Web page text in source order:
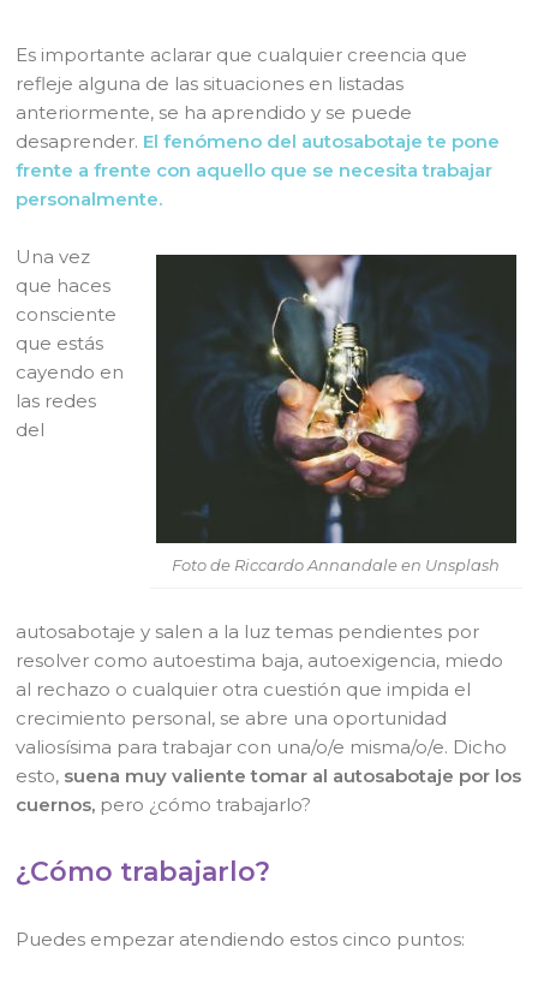
Es importante aclarar que cualquier creencia que
refleje alguna de las situaciones en listadas
anteriormente, se ha aprendido y se puede
desaprender. El fenómeno del autosabotaje te pone
frente a frente con aquello que se necesita trabajar
personalmente.
Foto de Riccardo Annandale en Unsplash
Una vez
que haces
consciente
que estás
cayendo en
las redes
del
autosabotaje y salen a la luz temas pendientes por
resolver como autoestima baja, autoexigencia, miedo
al rechazo o cualquier otra cuestión que impida el
crecimiento personal, se abre una oportunidad
valiosísima para trabajar con una/o/e misma/o/e. Dicho
esto, suena muy valiente tomar al autosabotaje por los
cuernos, pero ¿cómo trabajarlo?
¿Cómo trabajarlo?
Puedes empezar atendiendo estos cinco puntos: